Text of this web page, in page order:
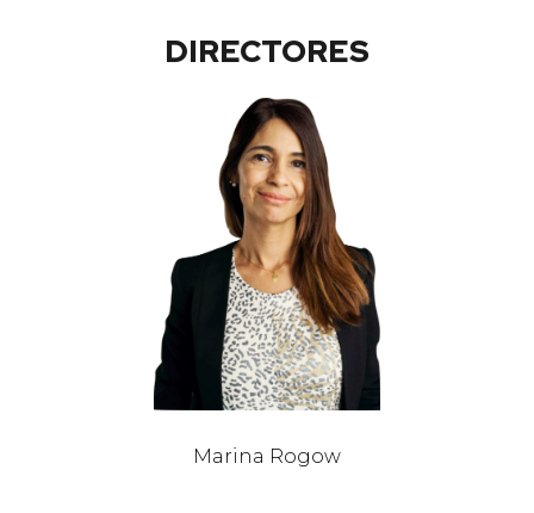
DIRECTORES
Marina Rogow